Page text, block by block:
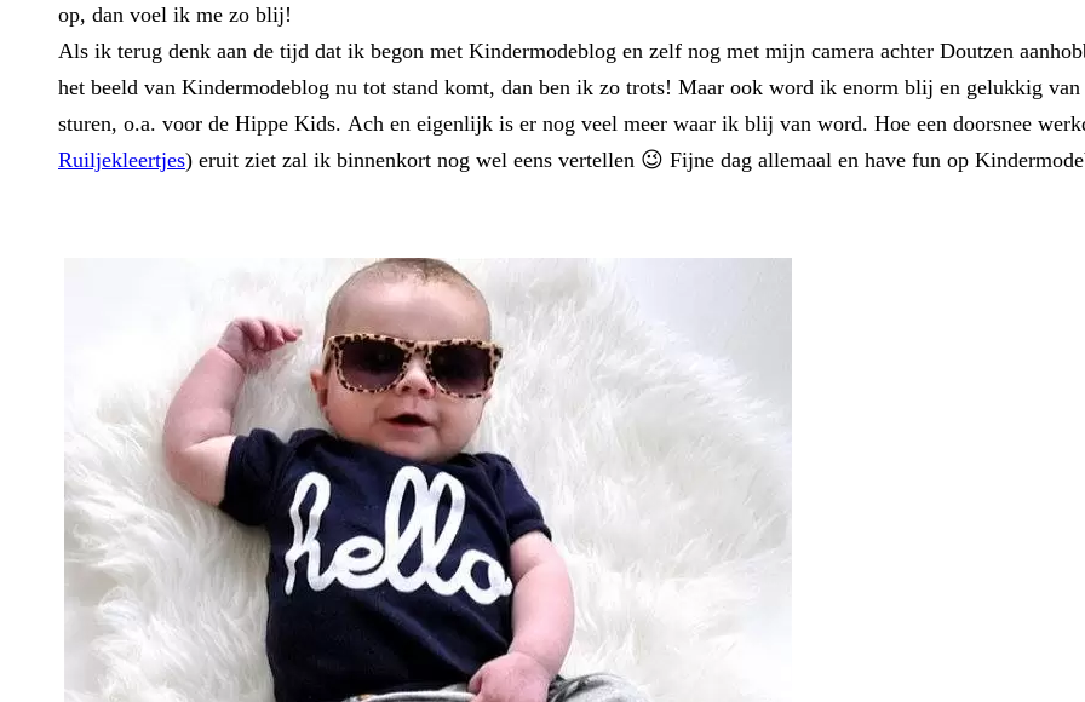
op, dan voel ik me zo blij!
Als ik terug denk aan de tijd dat ik begon met Kindermodeblog en zelf nog met mijn camera achter Doutzen
het beeld van Kindermodeblog nu tot stand komt, dan ben ik zo trots! Maar ook word ik enorm blij en gelukkig van
sturen, o.a. voor de Hippe Kids. Ach en eigenlijk is er nog veel meer waar ik blij van word. Hoe een doorsnee
Ruiljekleertjes) eruit ziet zal ik binnenkort nog wel eens vertellen 😉 Fijne dag allemaal en have fun op